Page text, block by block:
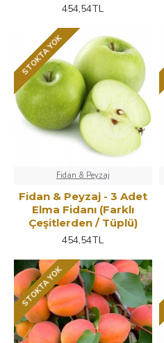
454,54TL
STOKTA YOK
Fidan & Peyzaj
Fidan & Peyzaj - 3 Adet
Elma Fidanı (Farklı
Çeşitlerden / Tüplü)
454,54TL
STOKTA YOK